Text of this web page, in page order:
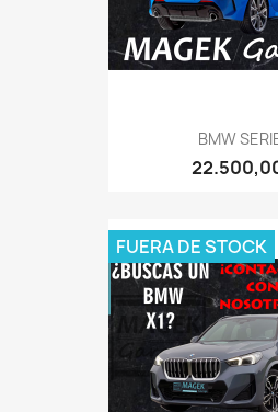
BMW
FUERA DE STOCK